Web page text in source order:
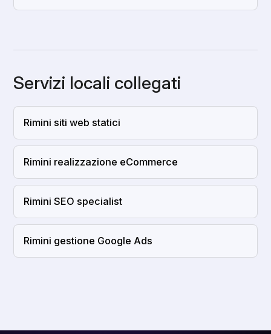
Servizi locali collegati
Rimini siti web statici
Rimini realizzazione eCommerce
Rimini SEO specialist
Rimini gestione Google Ads